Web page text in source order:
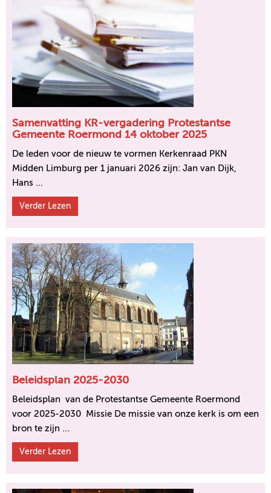
Samenvatting KR-vergadering Protestantse
Gemeente Roermond 14 oktober 2025
De leden voor de nieuw te vormen Kerkenraad PKN
Midden Limburg per 1 januari 2026 zijn: Jan van Dijk,
Hans ...
Verder Lezen
Beleidsplan 2025-2030
Beleidsplan van de Protestantse Gemeente Roermond
voor 2025-2030 Missie De missie van onze kerk is om een
bron te zijn ...
Verder Lezen